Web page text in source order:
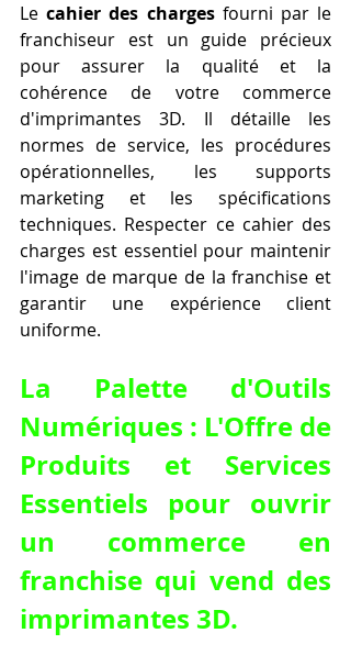
Le cahier des charges fourni par le
franchiseur est un guide précieux
pour assurer la qualité et la
cohérence de votre commerce
d'imprimantes 3D. Il détaille les
normes de service, les procédures
opérationnelles, les supports
marketing et les spécifications
techniques. Respecter ce cahier des
charges est essentiel pour maintenir
l'image de marque de la franchise et
garantir une expérience client
uniforme.
La Palette d'Outils
Numériques : L'Offre de
Produits et Services
Essentiels pour ouvrir
un commerce en
franchise qui vend des
imprimantes 3D.